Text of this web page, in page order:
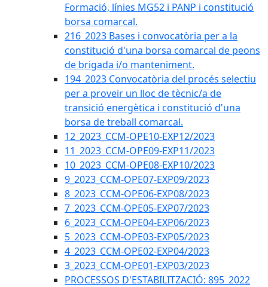
Formació, línies MG52 i PANP i constitució
borsa comarcal.
216_2023 Bases i convocatòria per a la
constitució d'una borsa comarcal de peons
de brigada i/o manteniment.
194_2023 Convocatòria del procés selectiu
per a proveir un lloc de tècnic/a de
transició energètica i constitució d'una
borsa de treball comarcal.
12_2023_CCM-OPE10-EXP12/2023
11_2023_CCM-OPE09-EXP11/2023
10_2023_CCM-OPE08-EXP10/2023
9_2023_CCM-OPE07-EXP09/2023
8_2023_CCM-OPE06-EXP08/2023
7_2023_CCM-OPE05-EXP07/2023
6_2023_CCM-OPE04-EXP06/2023
5_2023_CCM-OPE03-EXP05/2023
4_2023_CCM-OPE02-EXP04/2023
3_2023_CCM-OPE01-EXP03/2023
PROCESSOS D'ESTABILITZACIÓ: 895_2022